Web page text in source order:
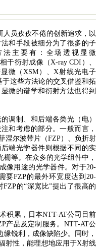
员孜孜不倦的创新追求，以
和手段被细分为了很多的子
主要有：全场透视显微
干衍射成像（X-ray CDI）、
微（XSM）、X射线光电子
于这些方法论的交叉借鉴和拓
微的谱学和衍射方法也得到
调制、和后端各类光（电）
和考虑的部分。一般而言，
涅尔波带片（FZP）、负折射
端光学器件则根据不同的实
等。在众多的光学组件中，
像用途的光学器件。对于20-
要FZP的最外环宽度达到20-
的“深宽比”提出了很高的
积累，日本NTT-AT公司目前
产品及定制服务。NTT-AT公
锐利，成像缺陷少。同时，
射性，能理想地应用于X射线